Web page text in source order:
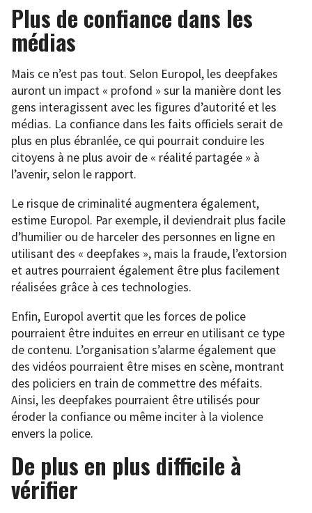
Plus de confiance dans les
médias
Mais ce n’est pas tout. Selon Europol, les deepfakes
auront un impact « profond » sur la manière dont les
gens interagissent avec les figures d’autorité et les
médias. La confiance dans les faits officiels serait de
plus en plus ébranlée, ce qui pourrait conduire les
citoyens à ne plus avoir de « réalité partagée » à
l’avenir, selon le rapport.
Le risque de criminalité augmentera également,
estime Europol. Par exemple, il deviendrait plus facile
d’humilier ou de harceler des personnes en ligne en
utilisant des « deepfakes », mais la fraude, l’extorsion
et autres pourraient également être plus facilement
réalisées grâce à ces technologies.
Enfin, Europol avertit que les forces de police
pourraient être induites en erreur en utilisant ce type
de contenu. L’organisation s’alarme également que
des vidéos pourraient être mises en scène, montrant
des policiers en train de commettre des méfaits.
Ainsi, les deepfakes pourraient être utilisés pour
éroder la confiance ou même inciter à la violence
envers la police.
De plus en plus difficile à
vérifier